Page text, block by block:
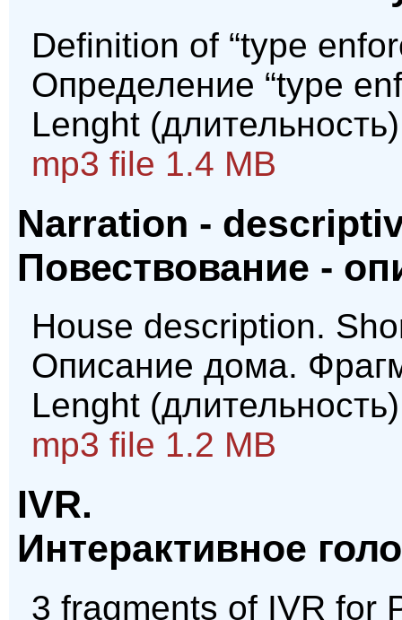
Definition of “type
Определение “type
Lenght
mp3 file 1.4 MB
Narration -
Повествование -
House description.
Описание дома.
Lenght
mp3 file 1.2 MB
IVR.
Интерактивное
3 fragments of IVR for